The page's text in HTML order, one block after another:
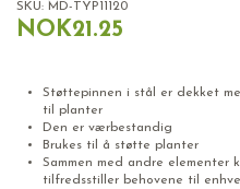
SKU: MD-TYP11120
NOK21.25
Støttepinnen i stål er dekket
til planter
Den er værbestandig
Brukes til å støtte planter
Sammen med andre elementer
tilfredsstiller behovene til